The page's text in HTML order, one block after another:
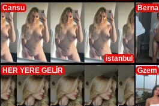
Cansu
istanbul
Berna
HER YERE GELİR
Gzem